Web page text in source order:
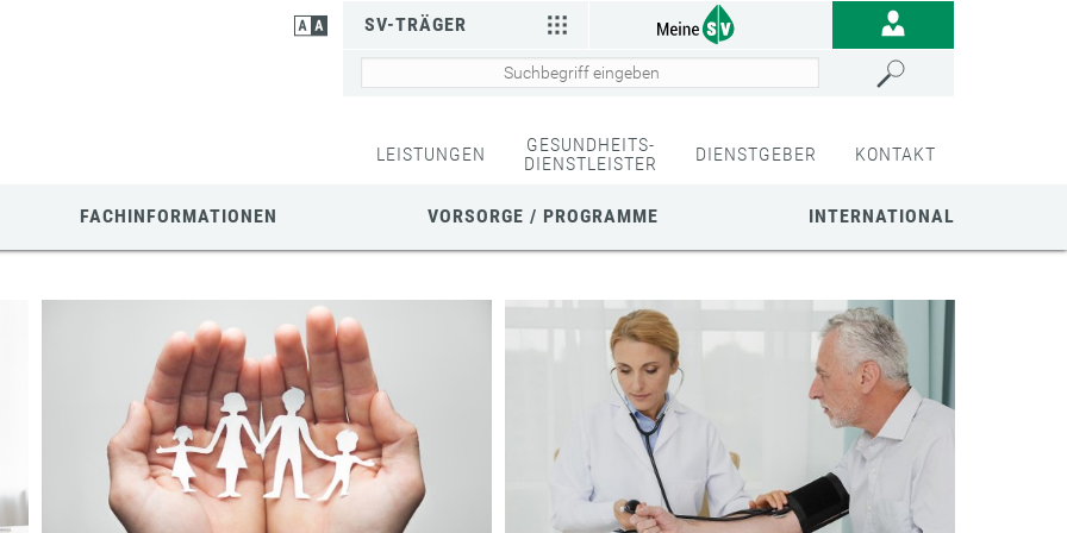
SV-TRÄGER
LEISTUNGEN
GESUNDHEITS-
DIENSTLEISTER
DIENSTGEBER KONTAKT
FACHINFORMATIONEN VORSORGE / PROGRAMME INTERNATIONAL